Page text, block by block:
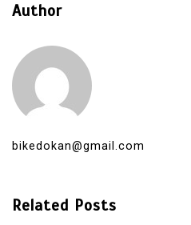
Author
bikedokan@gmail.com
Related Posts